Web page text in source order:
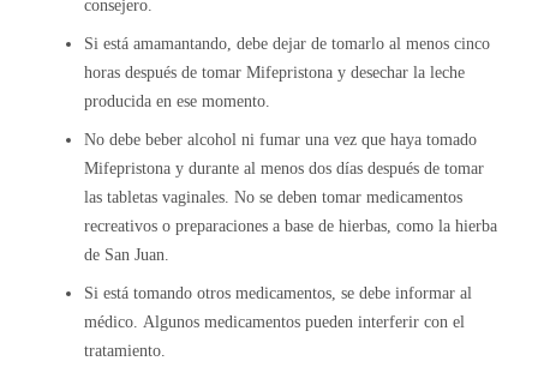
consejero.
Si está amamantando, debe dejar de tomarlo al menos cinco
horas después de tomar Mifepristona y desechar la leche
producida en ese momento.
No debe beber alcohol ni fumar una vez que haya tomado
Mifepristona y durante al menos dos días después de tomar
las tabletas vaginales. No se deben tomar medicamentos
recreativos o preparaciones a base de hierbas, como la hierba
de San Juan.
Si está tomando otros medicamentos, se debe informar al
médico. Algunos medicamentos pueden interferir con el
tratamiento.